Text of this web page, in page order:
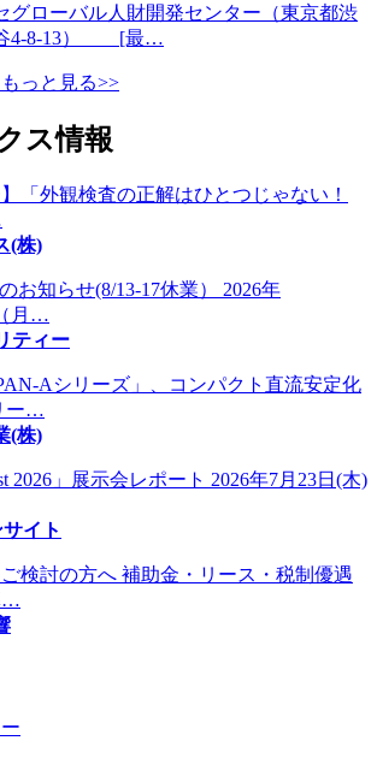
グローバル人財開発センター（東京都渋
谷4-8-13） [最…
っと見る>>
ス情報
】「外観検査の正解はひとつじゃない！
(株)
お知らせ(8/13-17休業） 2026年
月…
ティー
Aシリーズ」、コンパクト直流安定化
ー…
(株)
2026」展示会レポート 2026年7月23日(木)
イト
ご検討の方へ 補助金・リース・税制優遇
…